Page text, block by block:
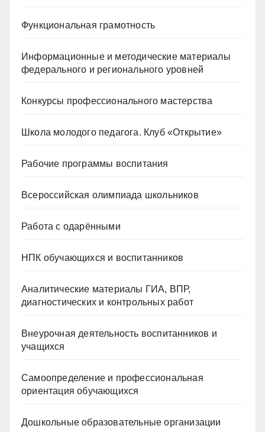
Функциональная грамотность
Информационные и методические материалы
федерального и регионального уровней
Конкурсы профессионального мастерства
Школа молодого педагога. Клуб «Открытие»
Рабочие программы воспитания
Всероссийская олимпиада школьников
Работа с одарёнными
НПК обучающихся и воспитанников
Аналитические материалы ГИА, ВПР,
диагностических и контрольных работ
Внеурочная деятельность воспитанников и
учащихся
Самоопределение и профессиональная
ориентация обучающихся
Дошкольные образовательные организации